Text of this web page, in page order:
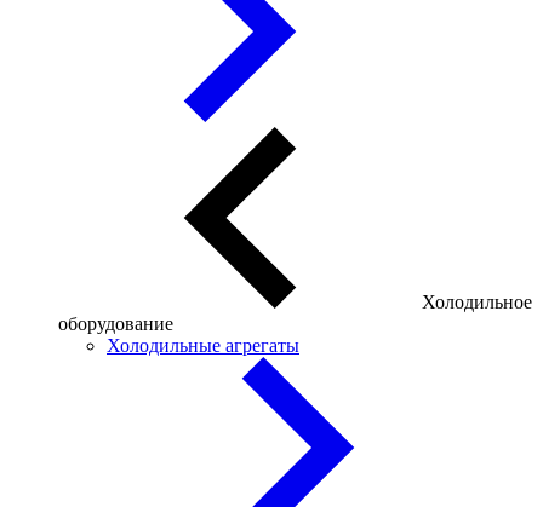
Холодильное
оборудование
Холодильные агрегаты